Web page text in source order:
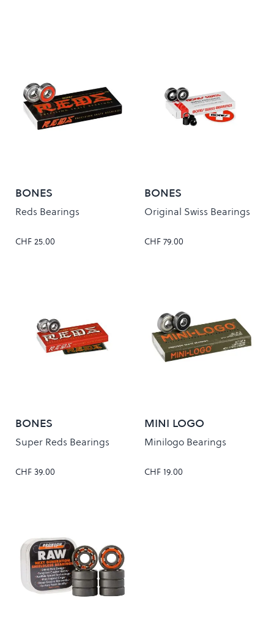
BONES
Reds Bearings
CHF 25.00
BONES
Original Swiss Bearings
CHF 79.00
BONES
Super Reds Bearings
CHF 39.00
MINI LOGO
Minilogo Bearings
CHF 19.00